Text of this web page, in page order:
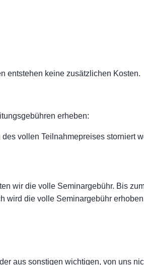
entstehen keine zusätzlichen Kosten.
erheben:
vollen Teilnahmepreises storniert
wir die volle Seminargebühr. Bis
wird die volle Seminargebühr
aus sonstigen wichtigen, von uns